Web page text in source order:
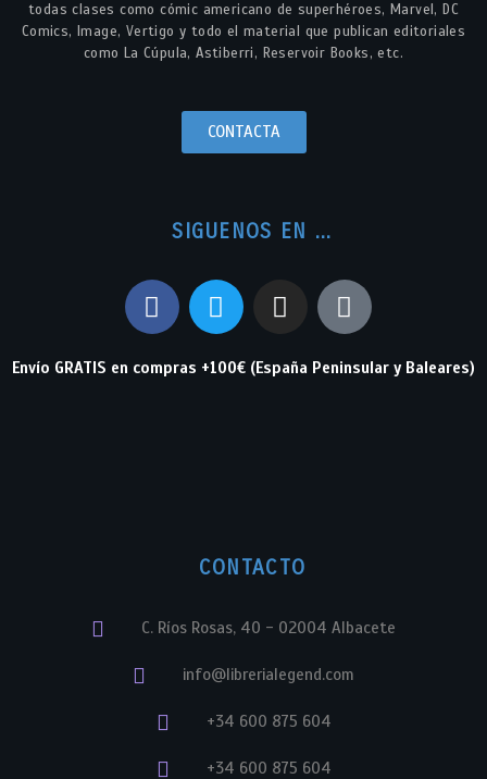
todas clases como cómic americano de superhéroes, Marvel, DC
Comics, Image, Vertigo y todo el material que publican editoriales
como La Cúpula, Astiberri, Reservoir Books, etc.
CONTACTA
SIGUENOS EN ...
Envío GRATIS en compras +100€ (España Peninsular y Baleares)
CONTACTO
C. Ríos Rosas, 40 - 02004 Albacete
info@librerialegend.com
+34 600 875 604
+34 600 875 604